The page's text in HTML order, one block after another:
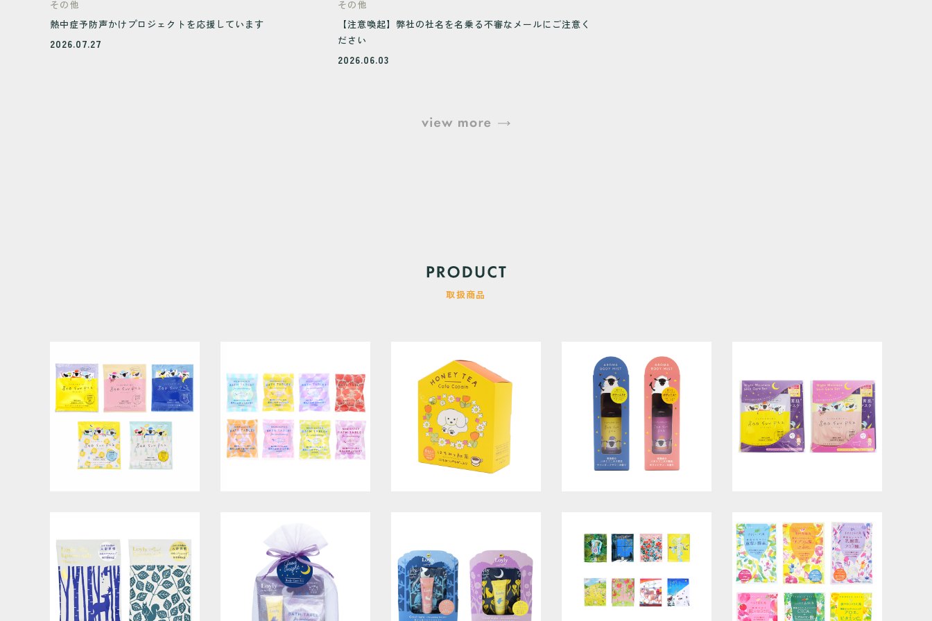
その他
熱中症予防声かけプロジェクトを応援しています
2026.07.27
その他
【注意喚起】弊社の社名を名乗る不審なメールにご注意く
ださい
2026.06.03
取扱商品